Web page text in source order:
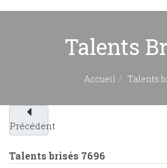
Talents
Accueil Talents
Précédent
Talents brisés 7696